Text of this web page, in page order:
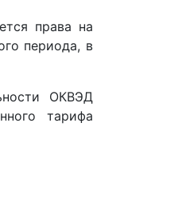
права на
периода, в
ОКВЭД
тарифа